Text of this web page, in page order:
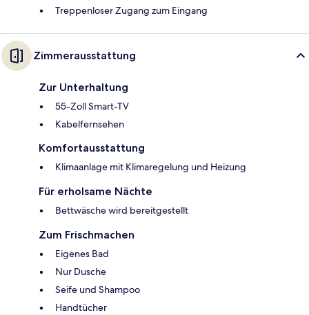
Treppenloser Zugang zum Eingang
Zimmerausstattung
Zur Unterhaltung
55-Zoll Smart-TV
Kabelfernsehen
Komfortausstattung
Klimaanlage mit Klimaregelung und Heizung
Für erholsame Nächte
Bettwäsche wird bereitgestellt
Zum Frischmachen
Eigenes Bad
Nur Dusche
Seife und Shampoo
Handtücher